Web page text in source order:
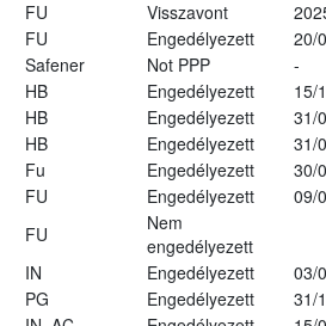
FU Visszavont
FU Engedélyezett
20/
Safener Not PPP
-
HB Engedélyezett
15/
HB Engedélyezett
31/
HB Engedélyezett
31/
Fu Engedélyezett
30/
FU Engedélyezett
09/
FU
Nem
engedélyezett
IN Engedélyezett
03/
PG Engedélyezett
31/